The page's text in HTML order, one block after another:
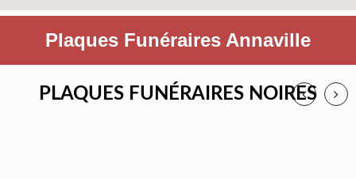
Plaques Funéraires Annaville
PLAQUES FUNÉRAIRES NOIRES